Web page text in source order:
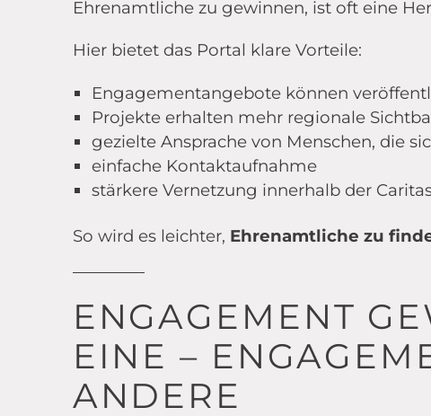
Ehrenamtliche zu gewinnen, ist oft eine
Hier bietet das Portal klare Vorteile:
Engagementangebote können
Projekte erhalten mehr regionale
gezielte Ansprache von Menschen, die
einfache Kontaktaufnahme
stärkere Vernetzung innerhalb der
So wird es leichter, Ehrenamtliche zu
ENGAGEMENT
EINE –
ANDERE